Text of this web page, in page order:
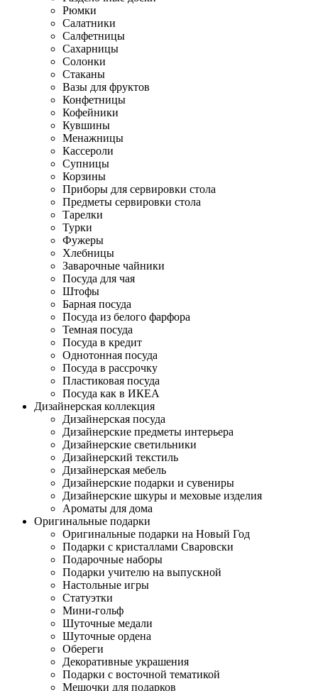
Рюмки
Салатники
Салфетницы
Сахарницы
Солонки
Стаканы
Вазы для фруктов
Конфетницы
Кофейники
Кувшины
Менажницы
Кассероли
Супницы
Корзины
Приборы для сервировки стола
Предметы сервировки стола
Тарелки
Турки
Фужеры
Хлебницы
Заварочные чайники
Посуда для чая
Штофы
Барная посуда
Посуда из белого фарфора
Темная посуда
Посуда в кредит
Однотонная посуда
Посуда в рассрочку
Пластиковая посуда
Посуда как в ИКЕА
Дизайнерская коллекция
Дизайнерская посуда
Дизайнерские предметы интерьера
Дизайнерские светильники
Дизайнерский текстиль
Дизайнерская мебель
Дизайнерские подарки и сувениры
Дизайнерские шкуры и меховые изделия
Ароматы для дома
Оригинальные подарки
Оригинальные подарки на Новый Год
Подарки с кристаллами Сваровски
Подарочные наборы
Подарки учителю на выпускной
Настольные игры
Статуэтки
Мини-гольф
Шуточные медали
Шуточные ордена
Обереги
Декоративные украшения
Подарки с восточной тематикой
Мешочки для подарков